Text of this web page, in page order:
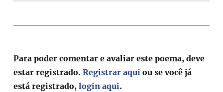
Para poder comentar e avaliar este poema, deve
estar registrado.Registrar aqui ou se você já
está registrado,login aqui.